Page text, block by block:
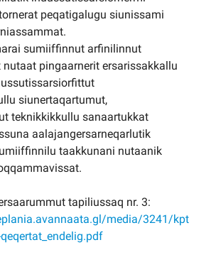
peqatigalugu siunissami
sumiiffinnut arfinilinnut
pingaarnerit ersarissakkallu
siunertaqartumut,
teknikkikkullu sanaartukkat
aalajangersarneqarlutik
taakkunani nutaanik
tapiliussaq nr. 3:
media/3241/kpt